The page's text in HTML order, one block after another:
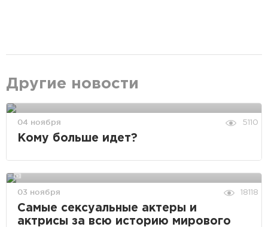
Другие новости
04 ноября 5110
Кому больше идет?
03 ноября 18118
Самые сексуальные актеры и
актрисы за всю историю мирового